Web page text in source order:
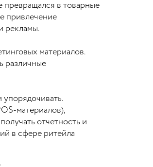
превращался в товарные
привлечение
рекламы.
материалов.
различные
материалов),
отчетность и
в сфере ритейла